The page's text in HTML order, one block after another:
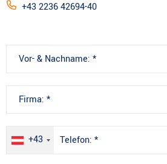
+43 2236 42694-40
+43